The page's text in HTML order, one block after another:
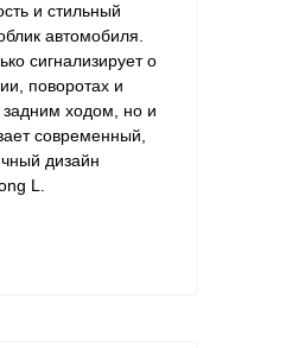
и стильный
автомобиля.
сигнализирует о
поворотах и
ходом, но и
современный,
дизайн
L.